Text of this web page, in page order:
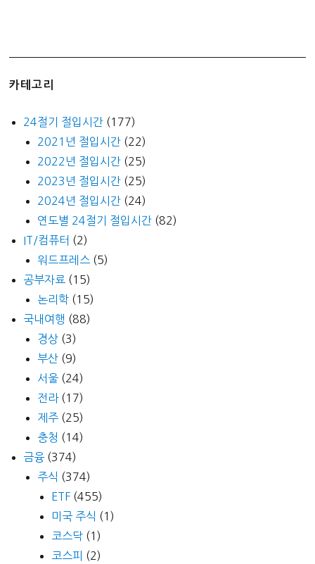
카테고리
24절기 절입시간 (177)
2021년 절입시간 (22)
2022년 절입시간 (25)
2023년 절입시간 (25)
2024년 절입시간 (24)
연도별 24절기 절입시간 (82)
IT/컴퓨터 (2)
워드프레스 (5)
공부자료 (15)
논리학 (15)
국내여행 (88)
경상 (3)
부산 (9)
서울 (24)
전라(17)
제주 (25)
충청 (14)
금융 (374)
주식 (374)
ETF (455)
미국 주식 (1)
코스닥 (1)
코스피 (2)